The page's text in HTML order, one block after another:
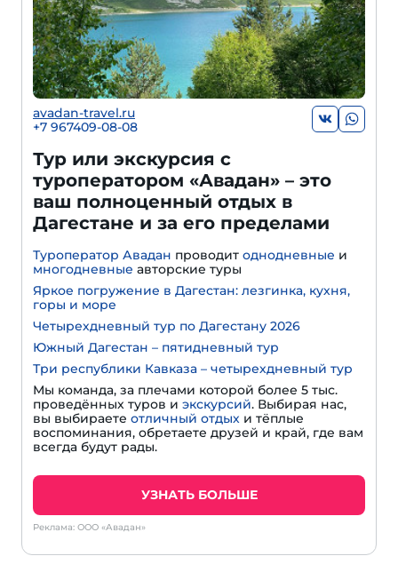
avadan-travel.ru
+7 967409-08-08
Тур или экскурсия с
туроператором «Авадан» – это
ваш полноценный отдых в
Дагестане и за его пределами
Туроператор Авадан проводит однодневные и
многодневные авторские туры
Яркое погружение в Дагестан: лезгинка, кухня,
горы и море
Четырехдневный тур по Дагестану 2026
Южный Дагестан – пятидневный тур
Три республики Кавказа – четырехдневный тур
Мы команда, за плечами которой более 5 тыс.
проведённых туров и экскурсий. Выбирая нас,
вы выбираете отличный отдых и тёплые
воспоминания, обретаете друзей и край, где вам
всегда будут рады.
УЗНАТЬ БОЛЬШЕ
Реклама: ООО «Авадан»